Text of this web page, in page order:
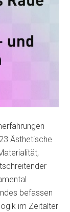
Ästhetische
befassen
im Zeitalter